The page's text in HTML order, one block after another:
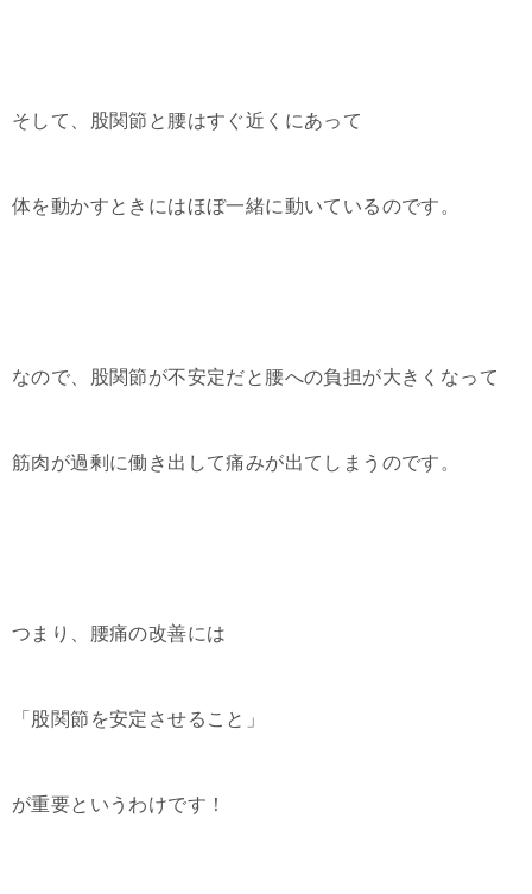
そして、股関節と腰はすぐ近くにあって
体を動かすときにはほぼ一緒に動いているのです。
なので、股関節が不安定だと腰への負担が大きくなって
筋肉が過剰に働き出して痛みが出てしまうのです。
つまり、腰痛の改善には
「股関節を安定させること」
が重要というわけです！